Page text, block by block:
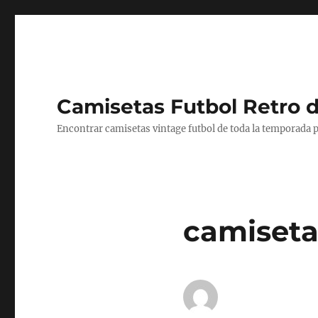
Camisetas Futbol Retro
Encontrar camisetas vintage futbol de toda la temporada